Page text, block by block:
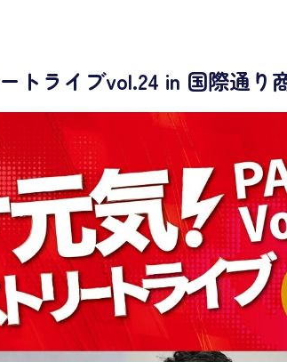
トライブvol.24 in 国際通り